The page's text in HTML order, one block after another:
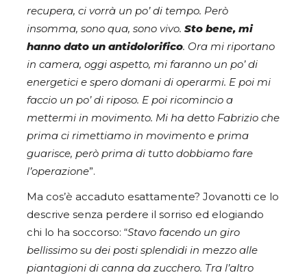
recupera, ci vorrà un po’ di tempo. Però
insomma, sono qua, sono vivo. Sto bene, mi
hanno dato un antidolorifico. Ora mi riportano
in camera, oggi aspetto, mi faranno un po’ di
energetici e spero domani di operarmi. E poi mi
faccio un po’ di riposo. E poi ricomincio a
mettermi in movimento. Mi ha detto Fabrizio che
prima ci rimettiamo in movimento e prima
guarisce, però prima di tutto dobbiamo fare
l’operazione”.
Ma cos’è accaduto esattamente? Jovanotti ce lo
descrive senza perdere il sorriso ed elogiando
chi lo ha soccorso: “Stavo facendo un giro
bellissimo su dei posti splendidi in mezzo alle
piantagioni di canna da zucchero. Tra l’altro